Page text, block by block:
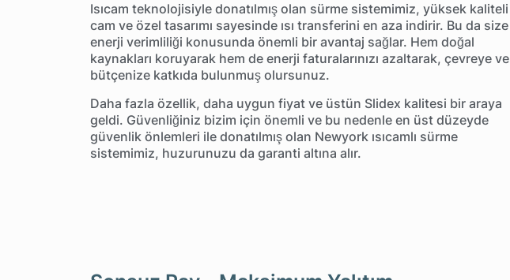
Isıcam teknolojisiyle donatılmış olan sürme sistemimiz, yüksek kaliteli
cam ve özel tasarımı sayesinde ısı transferini en aza indirir. Bu da size
enerji verimliliği konusunda önemli bir avantaj sağlar. Hem doğal
kaynakları koruyarak hem de enerji faturalarınızı azaltarak, çevreye ve
bütçenize katkıda bulunmuş olursunuz.
Daha fazla özellik, daha uygun fiyat ve üstün Slidex kalitesi bir araya
geldi. Güvenliğiniz bizim için önemli ve bu nedenle en üst düzeyde
güvenlik önlemleri ile donatılmış olan Newyork ısıcamlı sürme
sistemimiz, huzurunuzu da garanti altına alır.